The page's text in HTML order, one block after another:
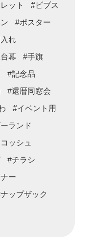
ット #ビブス
#ポスター
れ
幕 #手旗
#記念品
#還暦同窓会
#イベント用
ランド
ッシュ
#チラシ
ー
ップザック